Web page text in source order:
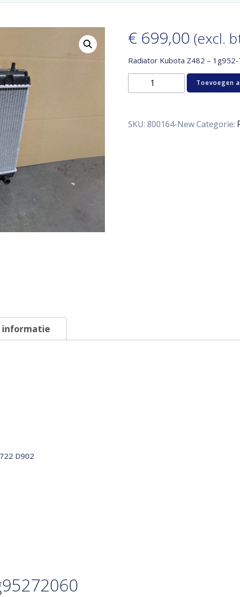
€699,00 (excl.
Radiator Kubota Z482 –
Radiator
Kubota
72060
Toevoegen
SKU: 800164-NewCategorie:
informatie
D902